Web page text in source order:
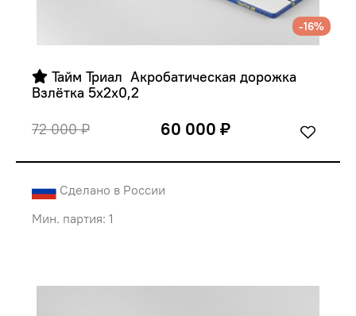
-16%
Тайм Триал  Акробатическая дорожка
Взлётка 5х2х0,2
72 000 ₽
60 000 ₽
Сделано в России
Мин. партия: 1